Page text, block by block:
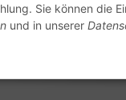
Sie können die
und in unserer